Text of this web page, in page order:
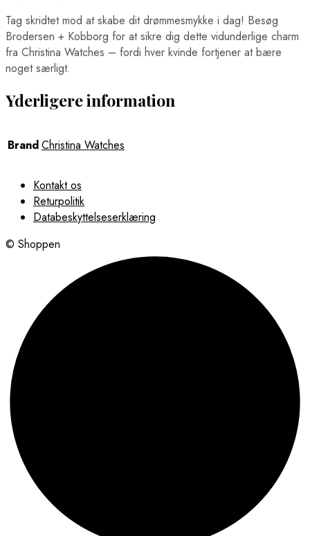
Tag skridtet mod at skabe dit drømmesmykke i dag! Besøg
Brodersen + Kobborg for at sikre dig dette vidunderlige charm
fra Christina Watches – fordi hver kvinde fortjener at bære
noget særligt.
Yderligere information
BrandChristina Watches
Kontakt os
Returpolitik
Databeskyttelseserklæring
© Shoppen